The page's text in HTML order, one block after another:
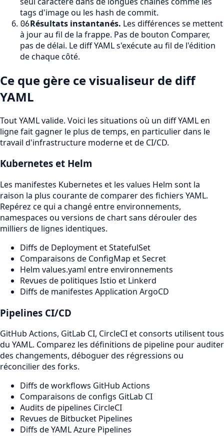
tags d'image ou les hash de commit.
06Résultats instantanés. Les différences se mettent
à jour au fil de la frappe. Pas de bouton Comparer,
pas de délai. Le diff YAML s'exécute au fil de l'édition
de chaque côté.
Ce que gère ce visualiseur de diff
YAML
Tout YAML valide. Voici les situations où un diff YAML en
ligne fait gagner le plus de temps, en particulier dans le
travail d'infrastructure moderne et de CI/CD.
Kubernetes et Helm
Les manifestes Kubernetes et les values Helm sont la
raison la plus courante de comparer des fichiers YAML.
Repérez ce qui a changé entre environnements,
namespaces ou versions de chart sans dérouler des
milliers de lignes identiques.
Diffs de Deployment et StatefulSet
Comparaisons de ConfigMap et Secret
Helm values.yaml entre environnements
Revues de politiques Istio et Linkerd
Diffs de manifestes Application ArgoCD
Pipelines CI/CD
GitHub Actions, GitLab CI, CircleCI et consorts utilisent tous
du YAML. Comparez les définitions de pipeline pour auditer
des changements, déboguer des régressions ou
réconcilier des forks.
Diffs de workflows GitHub Actions
Comparaisons de configs GitLab CI
Audits de pipelines CircleCI
Revues de Bitbucket Pipelines
Diffs de YAML Azure Pipelines